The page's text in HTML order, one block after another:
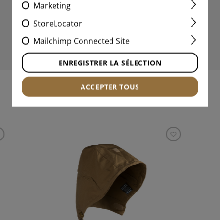
PRODUITS INTÉRESSANTS
Marketing
StoreLocator
Mailchimp Connected Site
ENREGISTRER LA SÉLECTION
ACCEPTER TOUS